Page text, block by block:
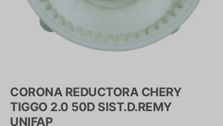
CORONA REDUCTORA CHERY
TIGGO 2.0 50D SIST.D.REMY
UNIFAP